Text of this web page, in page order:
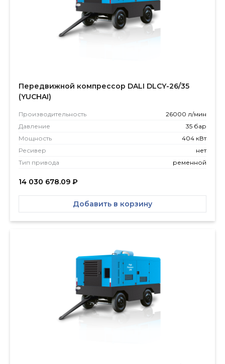
Передвижной компрессор DALI DLCY-26/35
(YUCHAI)
Производитель­ность
26000 л/мин
Давление
35 бар
Мощность
404 кВт
Ресивер
нет
Тип привода
ременной
14 030 678.09 ₽
Добавить в корзину